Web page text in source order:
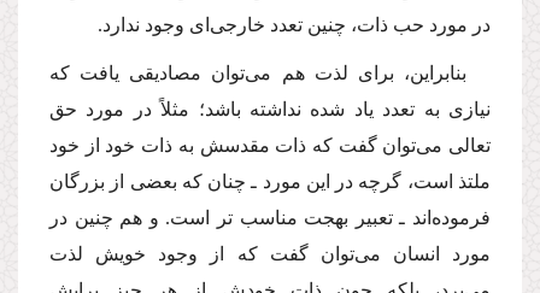
در مورد حب ذات، چنین تعدد خارجى‌اى وجود ندارد.
بنابراین، براى لذت هم مى‌توان مصادیقى یافت كه
نیازى به تعدد یاد شده نداشته باشد؛ مثلاً در مورد حق
تعالى مى‌توان گفت كه ذات مقدسش به ذات خود از خود
ملتذ است، گرچه در این مورد ـ چنان كه بعضى از بزرگان
فرموده‌اند ـ تعبیر بهجت مناسب تر است. و هم چنین در
مورد انسان مى‌توان گفت كه از وجود خویش لذت